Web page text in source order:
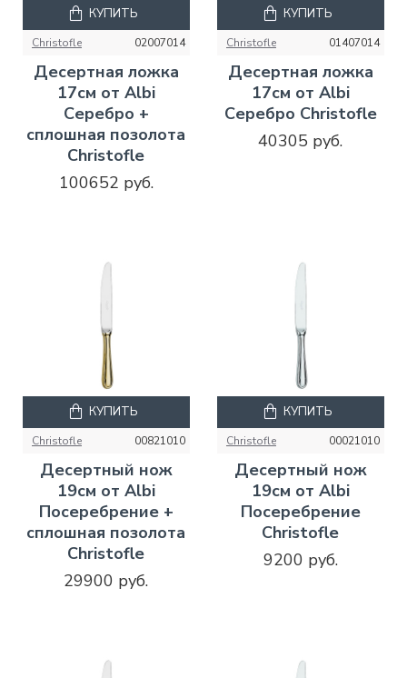
Christofle 02007014
Десертная ложка
17см от Albi
Серебро +
сплошная позолота
Christofle
100652 руб.
КУПИТЬ
Christofle 01407014
Десертная ложка
17см от Albi
Серебро Christofle
40305 руб.
КУПИТЬ
Christofle 00821010
Десертный нож
19см от Albi
Посеребрение +
сплошная позолота
Christofle
29900 руб.
КУПИТЬ
Christofle 00021010
Десертный нож
19см от Albi
Посеребрение
Christofle
9200 руб.
КУПИТЬ